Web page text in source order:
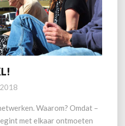
Waarom? Omdat –
met elkaar ontmoeten